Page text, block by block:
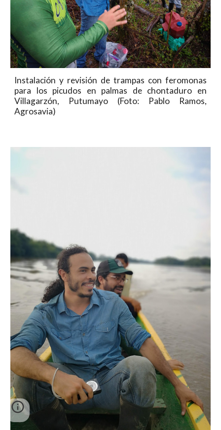
Instalación y revisión de trampas con feromonas
para los picudos en palmas de chontaduro en
Villagarzón, Putumayo (Foto: Pablo Ramos,
Agrosavia)